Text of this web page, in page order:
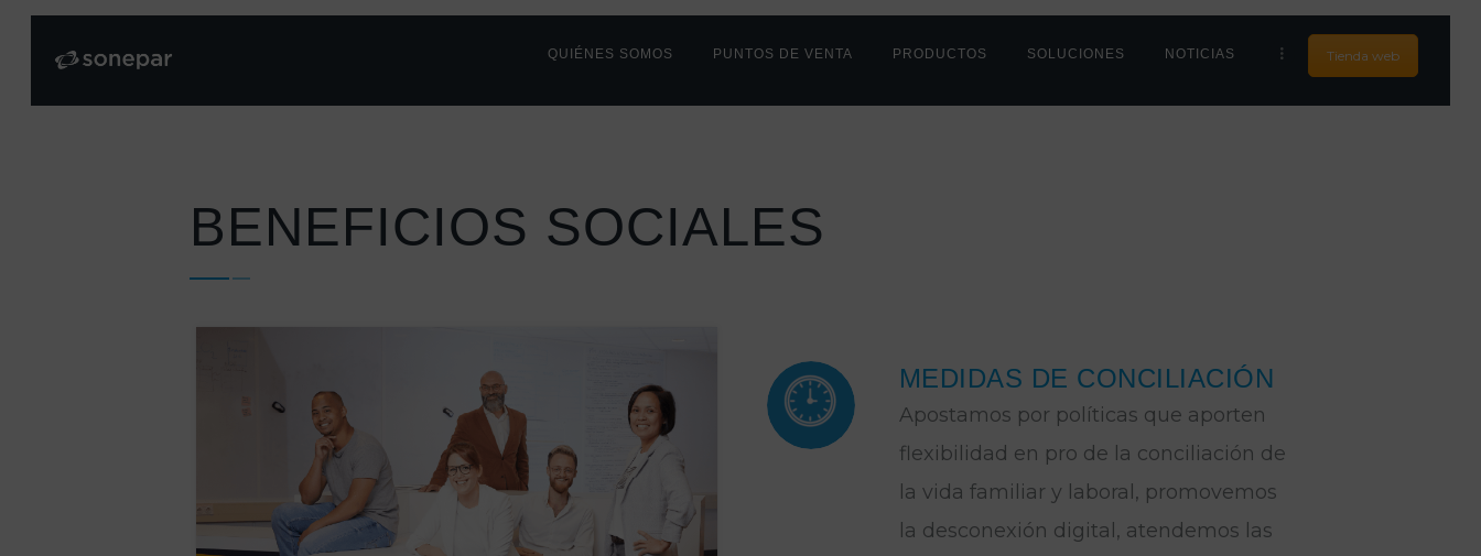
QUIÉNES SOMOS PUNTOS DE VENTA PRODUCTOS SOLUCIONES NOTICIAS Tienda web
HOME
PRODUCTOS
NOTICIAS
BENEFICIOS SOCIALES
MEDIDAS DE CONCILIACIÓN
Apostamos por políticas que aporten
flexibilidad en pro de la conciliación de
la vida familiar y laboral, promovemos
la desconexión digital, atendemos las